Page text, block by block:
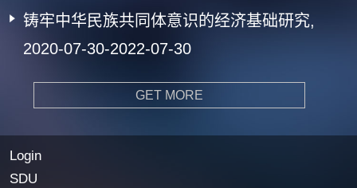
铸牢中华民族共同体意识的经济基础研究,
2020-07-30-2022-07-30
GET MORE
Login
SDU